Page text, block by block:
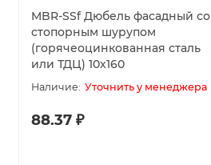
MBR-SSf Дюбель фасадный со
стопорным шурупом
(горячеоцинкованная сталь
или ТДЦ) 10х160
Уточнить у менеджера
88.37 ₽